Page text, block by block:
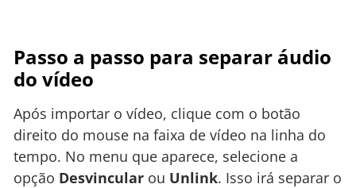
Passo a passo para separar áudio
do vídeo
Após importar o vídeo, clique com o botão
direito do mouse na faixa de vídeo na linha do
tempo. No menu que aparece, selecione a
opção Desvincular ou Unlink. Isso irá separar o